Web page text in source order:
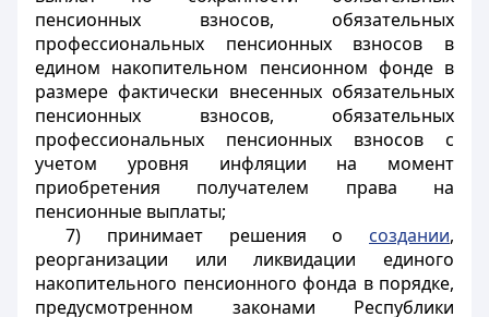
пенсионных взносов, обязательных
профессиональных пенсионных взносов в
едином накопительном пенсионном фонде в
размере фактически внесенных обязательных
пенсионных взносов, обязательных
профессиональных пенсионных взносов с
учетом уровня инфляции на момент
приобретения получателем права на
пенсионные выплаты;
7) принимает решения о создании,
реорганизации или ликвидации единого
накопительного пенсионного фонда в порядке,
предусмотренном законами Республики